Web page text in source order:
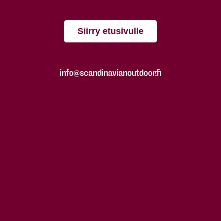
Siirry etusivulle
info@scandinavianoutdoor.fi